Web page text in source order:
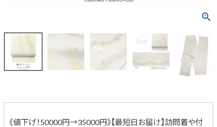
《値下げ！50000円→35000円》【最短日お届け】訪問着や付